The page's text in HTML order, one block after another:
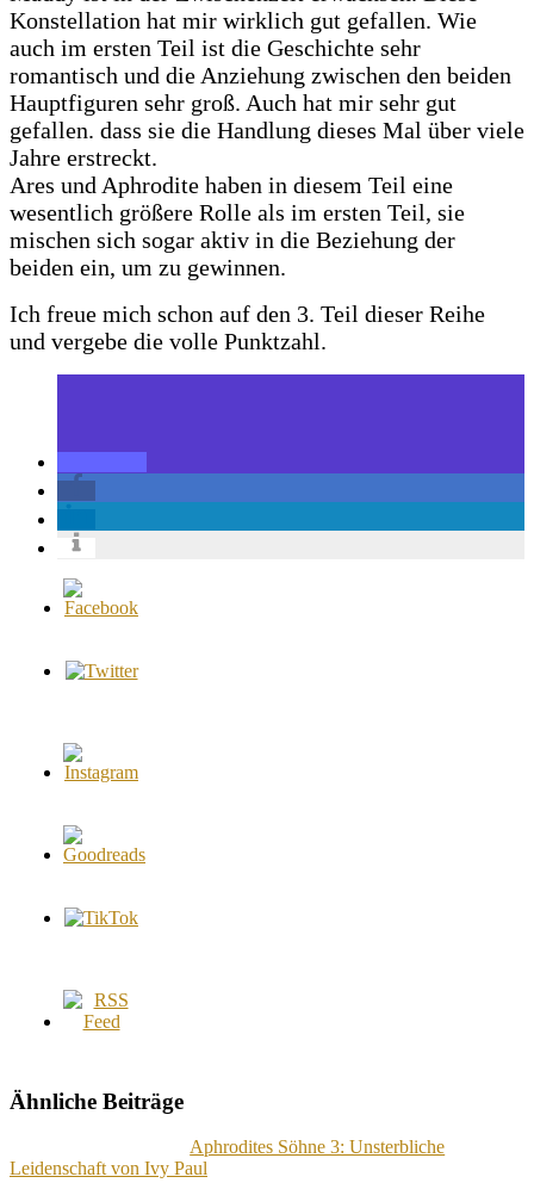
Konstellation hat mir wirklich gut gefallen. Wie
auch im ersten Teil ist die Geschichte sehr
romantisch und die Anziehung zwischen den beiden
Hauptfiguren sehr groß. Auch hat mir sehr gut
gefallen. dass sie die Handlung dieses Mal über viele
Jahre erstreckt.
Ares und Aphrodite haben in diesem Teil eine
wesentlich größere Rolle als im ersten Teil, sie
mischen sich sogar aktiv in die Beziehung der
beiden ein, um zu gewinnen.
Ich freue mich schon auf den 3. Teil dieser Reihe
und vergebe die volle Punktzahl.
Ähnliche Beiträge
Aphrodites Söhne 3: Unsterbliche
Leidenschaft von Ivy Paul